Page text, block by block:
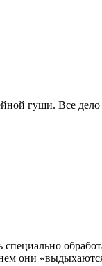
гущи. Все
специально
они